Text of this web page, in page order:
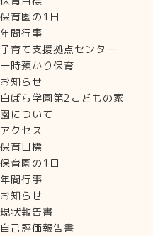
保育園の1日
年間行事
子育て支援拠点センター
一時預かり保育
お知らせ
白ばら学園第2こどもの家
園について
アクセス
保育目標
保育園の1日
年間行事
お知らせ
現状報告書
自己評価報告書